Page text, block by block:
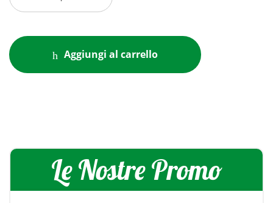
Aggiungi al carrello
Le Nostre Promo